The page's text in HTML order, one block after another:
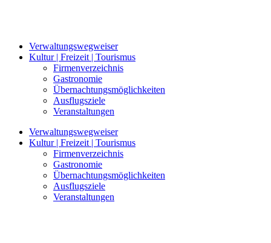
Verwaltungswegweiser
Kultur | Freizeit | Tourismus
Firmenverzeichnis
Gastronomie
Übernachtungsmöglichkeiten
Ausflugsziele
Veranstaltungen
Verwaltungswegweiser
Kultur | Freizeit | Tourismus
Firmenverzeichnis
Gastronomie
Übernachtungsmöglichkeiten
Ausflugsziele
Veranstaltungen